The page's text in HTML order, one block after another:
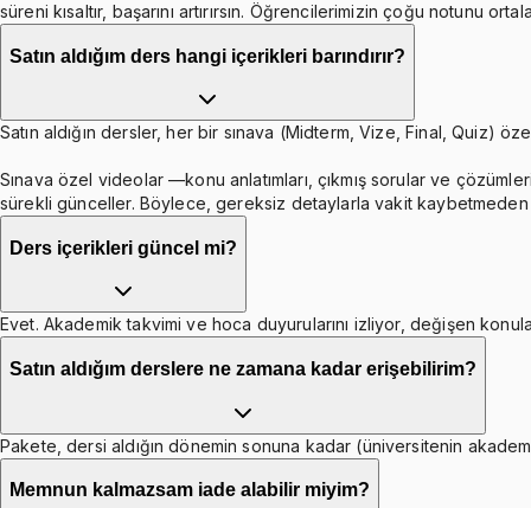
süreni kısaltır, başarını artırırsın. Öğrencilerimizin çoğu notunu
Satın aldığım ders hangi içerikleri barındırır?
Satın aldığın dersler, her bir sınava (Midterm, Vize, Final, Quiz)
Sınava özel videolar —konu anlatımları, çıkmış sorular ve
sürekli günceller. Böylece, gereksiz detaylarla vakit kaybetmeden
Ders içerikleri güncel mi?
Evet. Akademik takvimi ve hoca duyurularını izliyor, değişen
Satın aldığım derslere ne zamana kadar erişebilirim?
Pakete, dersi aldığın dönemin sonuna kadar (üniversitenin
Memnun kalmazsam iade alabilir miyim?